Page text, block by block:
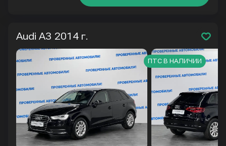
Audi A3 2014 г.
ПТС В НАЛИЧИИ